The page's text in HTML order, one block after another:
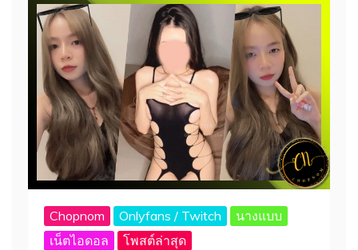
Chopnom Onlyfans / Twitch
นางแบบ
เน็ตไอดอล
โพสต์ล่าสุด